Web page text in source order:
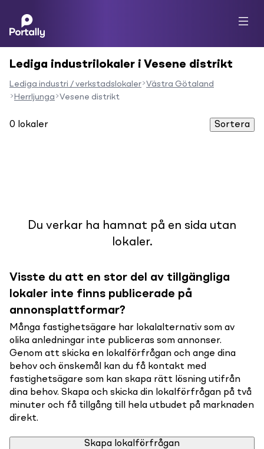
Lediga industrilokaler i Vesene distrikt
Lediga industri / verkstadslokaler Västra Götaland
Herrljunga
Vesene distrikt
0 lokaler Sortera
Du verkar ha hamnat på en sida utan
lokaler.
Visste du att en stor del av tillgängliga
lokaler inte finns publicerade på
annonsplattformar?
Många fastighetsägare har lokalalternativ som av
olika anledningar inte publiceras som annonser.
Genom att skicka en lokalförfrågan och ange dina
behov och önskemål kan du få kontakt med
fastighetsägare som kan skapa rätt lösning utifrån
dina behov. Skapa och skicka din lokalförfrågan på två
minuter och få tillgång till hela utbudet på marknaden
direkt.
Skapa lokalförfrågan